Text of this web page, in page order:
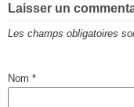
Laisser un
Les champs obligatoires
Nom *